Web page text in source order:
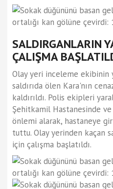
SALDIRGANLARIN
ÇALIŞMA
Olay yeri inceleme ekibinin
saldırıda ölen Kara'nın
kaldırıldı. Polis ekipleri
Şehitkamil Hastanesinde
önlemi alarak, hastaneye
tuttu. Olay yerinden kaçan
için çalışma başlatıldı.